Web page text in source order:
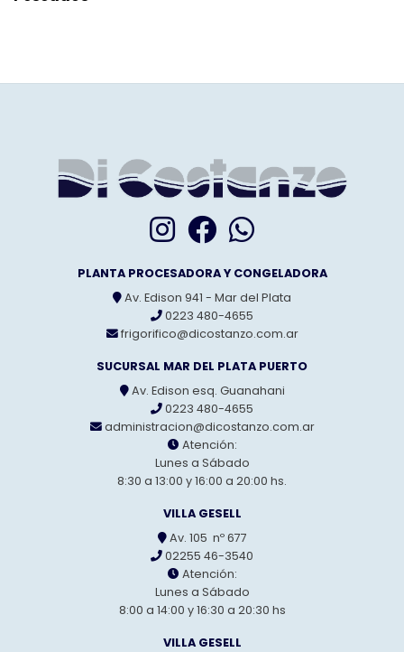
PLANTA PROCESADORA Y CONGELADORA
Av. Edison 941 - Mar del Plata
0223 480-4655
frigorifico@dicostanzo.com.ar
SUCURSAL MAR DEL PLATA PUERTO
Av. Edison esq. Guanahani
0223 480-4655
administracion@dicostanzo.com.ar
Atención:
Lunes a Sábado
8:30 a 13:00 y 16:00 a 20:00 hs.
VILLA GESELL
Av. 105 nº 677
02255 46-3540
Atención:
Lunes a Sábado
8:00 a 14:00 y 16:30 a 20:30 hs
VILLA GESELL